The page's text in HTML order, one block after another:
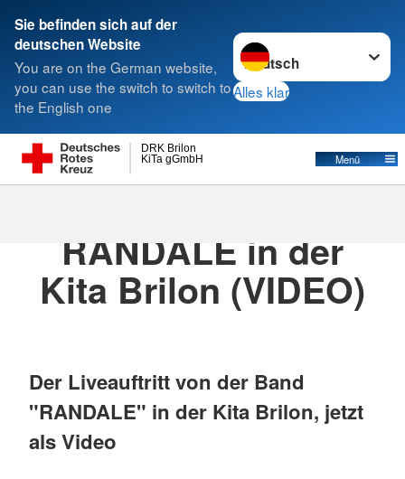
Sie befinden sich auf der
deutschen Website
You are on the German website,
you can use the switch to switch to
the English one
Sprache wechseln zu
Alles klar
KiTa gGmbH
DRK Brilon
Menü
Suche
RANDALE in der
Kita Brilon (VIDEO)
Der Liveauftritt von der Band
"RANDALE" in der Kita Brilon, jetzt
als Video